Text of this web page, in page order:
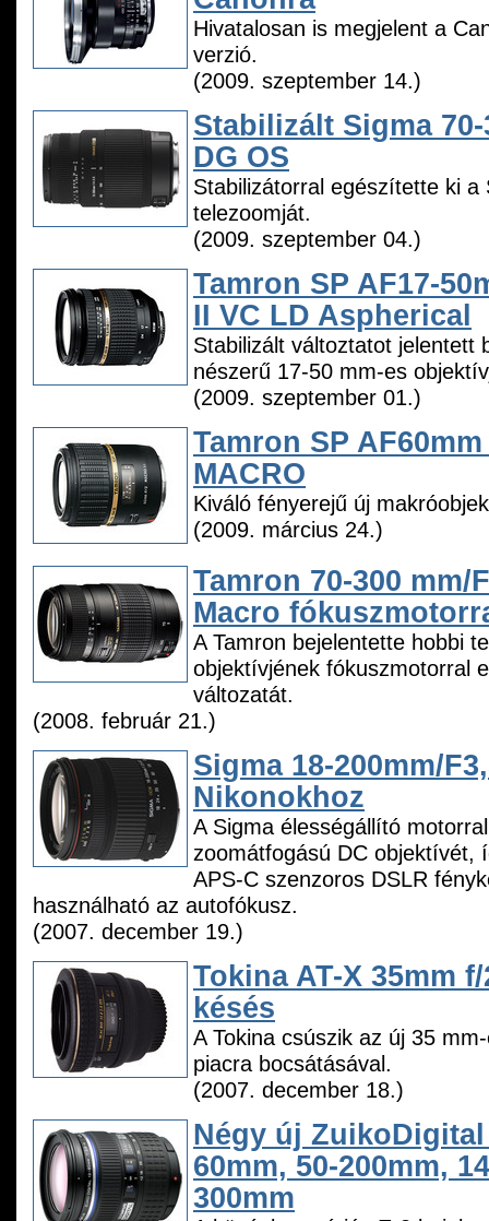
Hivatalosan is megjelent a
verzió.
(2009. szeptember 14.)
Stabilizált Sigma
DG OS
Stabilizátorral egészítette ki a
telezoomját.
(2009. szeptember 04.)
Tamron SP AF17-
II VC LD Aspherical
Stabilizált változtatot jelentett
nészerű 17-50 mm-es
(2009. szeptember 01.)
Tamron SP
MACRO
Kiváló fényerejű új
(2009. március 24.)
Tamron 70-300 mm/
Macro
A Tamron bejelentette hobbi
objektívjének fókuszmotorral
változatát.
(2008. február 21.)
Sigma 18-200mm/
Nikonokhoz
A Sigma élességállító
zoomátfogású DC objektívét,
APS-C szenzoros DSLR
használható az autofókusz.
(2007. december 19.)
Tokina AT-X 35mm
késés
A Tokina csúszik az új 35
piacra bocsátásával.
(2007. december 18.)
Négy új
60mm, 50-200mm,
300mm